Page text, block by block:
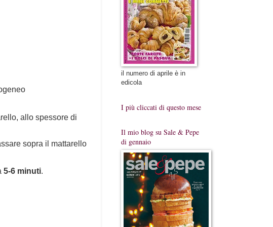
allo spessore di
sopra il mattarello
5-6 minuti.
il numero di aprile è in
edicola
I più cliccati di questo mese
Il mio blog su Sale & Pepe
di gennaio